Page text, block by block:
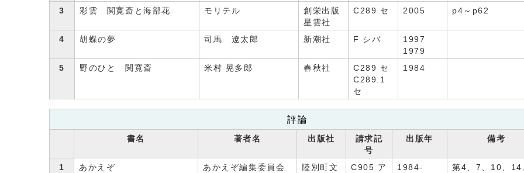
3 彩雲 関寛斎と海部花 モリテル
創栄出版
星雲社
C289 セ 2005 p4～p62
4 胡蝶の夢 司馬 遼太郎 新潮社 F シバ
1997
1979
5
野のひと 関寛斎 米村 晃多郎 春秋社
C289 セ
C289.1
セ
1984
評論
書名 著者名 出版社
請求記
号
出版年 備考
1 あかえぞ あかえぞ編集委員会
陸別町文
C905 ア
1984-
第4、7、10、14